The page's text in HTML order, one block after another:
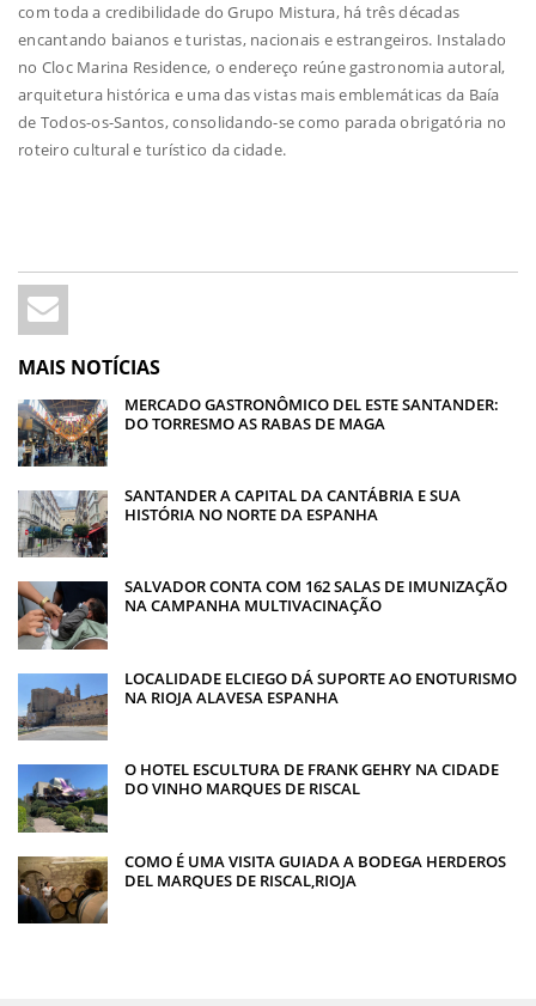
com toda a credibilidade do Grupo Mistura, há três décadas
encantando baianos e turistas, nacionais e estrangeiros. Instalado
no Cloc Marina Residence, o endereço reúne gastronomia autoral,
arquitetura histórica e uma das vistas mais emblemáticas da Baía
de Todos-os-Santos, consolidando-se como parada obrigatória no
roteiro cultural e turístico da cidade.
MAIS NOTÍCIAS
MERCADO GASTRONÔMICO DEL ESTE SANTANDER:
DO TORRESMO AS RABAS DE MAGA
SANTANDER A CAPITAL DA CANTÁBRIA E SUA
HISTÓRIA NO NORTE DA ESPANHA
SALVADOR CONTA COM 162 SALAS DE IMUNIZAÇÃO
NA CAMPANHA MULTIVACINAÇÃO
LOCALIDADE ELCIEGO DÁ SUPORTE AO ENOTURISMO
NA RIOJA ALAVESA ESPANHA
O HOTEL ESCULTURA DE FRANK GEHRY NA CIDADE
DO VINHO MARQUES DE RISCAL
COMO É UMA VISITA GUIADA A BODEGA HERDEROS
DEL MARQUES DE RISCAL,RIOJA